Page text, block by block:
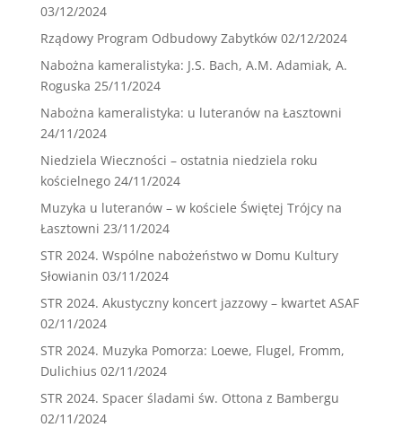
03/12/2024
Rządowy Program Odbudowy Zabytków 02/12/2024
Nabożna kameralistyka: J.S. Bach, A.M. Adamiak, A.
Roguska 25/11/2024
Nabożna kameralistyka: u luteranów na Łasztowni
24/11/2024
Niedziela Wieczności – ostatnia niedziela roku
kościelnego 24/11/2024
Muzyka u luteranów – w kościele Świętej Trójcy na
Łasztowni 23/11/2024
STR 2024. Wspólne nabożeństwo w Domu Kultury
Słowianin 03/11/2024
STR 2024. Akustyczny koncert jazzowy – kwartet ASAF
02/11/2024
STR 2024. Muzyka Pomorza: Loewe, Flugel, Fromm,
Dulichius 02/11/2024
STR 2024. Spacer śladami św. Ottona z Bambergu
02/11/2024